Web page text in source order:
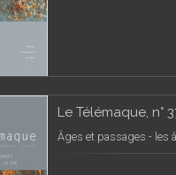
Le Télémaque, n°
Âges et passages - les